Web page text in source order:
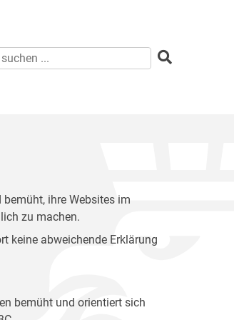
ihre Websites im
zu machen.
keine abweichende Erklärung
bemüht und orientiert sich